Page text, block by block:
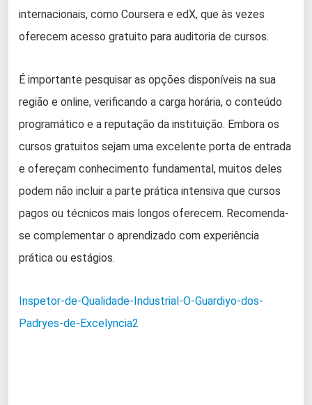
internacionais, como Coursera e edX, que às vezes
oferecem acesso gratuito para auditoria de cursos.
É importante pesquisar as opções disponíveis na sua
região e online, verificando a carga horária, o conteúdo
programático e a reputação da instituição. Embora os
cursos gratuitos sejam uma excelente porta de entrada
e ofereçam conhecimento fundamental, muitos deles
podem não incluir a parte prática intensiva que cursos
pagos ou técnicos mais longos oferecem. Recomenda-
se complementar o aprendizado com experiência
prática ou estágios.
Inspetor-de-Qualidade-Industrial-O-Guardiyo-dos-
Padryes-de-Excelyncia2